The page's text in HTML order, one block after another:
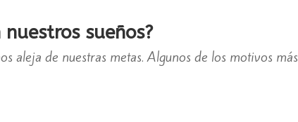
sueños?
aleja de nuestras metas. Algunos de los motivos más